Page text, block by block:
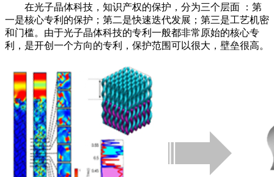
在光子晶体科技，知识产权的保护，分为三个层面 ：第
一是核心专利的保护；第二是快速迭代发展；第三是工艺机密
和门槛。由于光子晶体科技的专利一般都非常原始的核心专
利，是开创一个方向的专利，保护范围可以很大，壁垒很高。